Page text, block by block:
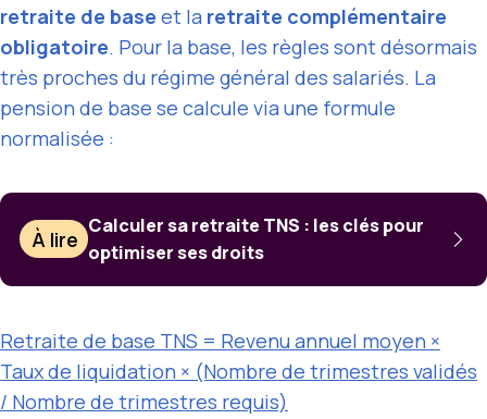
retraite de base et la retraite complémentaire
obligatoire. Pour la base, les règles sont désormais
très proches du régime général des salariés. La
pension de base se calcule via une formule
normalisée :
À lire
Calculer sa retraite TNS : les clés pour
optimiser ses droits
Retraite de base TNS = Revenu annuel moyen ×
Taux de liquidation × (Nombre de trimestres validés
/ Nombre de trimestres requis)